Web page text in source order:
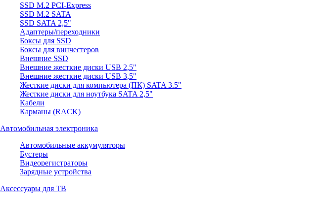
SSD M.2 PCI-Express
SSD M.2 SATA
SSD SATA 2,5"
Адаптеры/переходники
Боксы для SSD
Боксы для винчестеров
Внешние SSD
Внешние жесткие диски USB 2,5"
Внешние жесткие диски USB 3,5"
Жесткие диски для компьютера (ПК) SATA 3.5"
Жесткие диски для ноутбука SATA 2,5"
Кабели
Карманы (RACK)
Автомобильная электроника
Автомобильные аккумуляторы
Бустеры
Видеорегистраторы
Зарядные устройства
Аксессуары для ТВ